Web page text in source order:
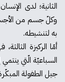
الثانية؛ لدى
وكلّ جسم من
به لتنشيطه.
أمّا الركيزة
السباعيّة الّتي ينتمي
جيل الطفولة